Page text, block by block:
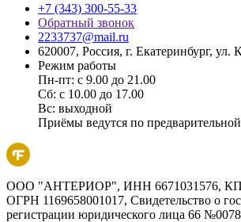
+7 (343) 300-55-33
Обратный звонок
2233737@mail.ru
620007, Россия, г. Екатеринбург, ул.
Режим работы
Пн-пт: с 9.00 до 21.00
Сб: с 10.00 до 17.00
Вс: выходной
Приёмы ведутся по
ООО "АНТЕРИОР", ИНН 6671031576,
ОГРН 1169658001017, Свидетельство о
регистрации юридического лица 66